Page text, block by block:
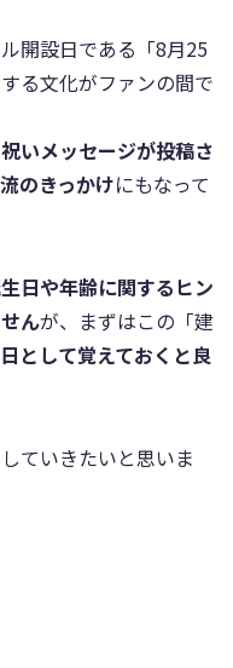
開設日である「8月25
る文化がファンの間で
いメッセージが投稿さ
のきっかけにもなって
日や年齢に関するヒン
んが、まずはこの「建
として覚えておくと良
ていきたいと思いま